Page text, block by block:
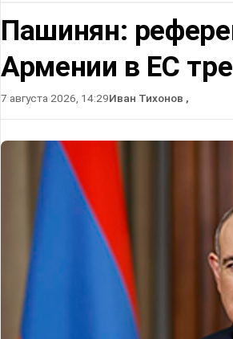
Пашинян:
Армении в ЕС
7 августа 2026, 14:29Иван Тихонов ,